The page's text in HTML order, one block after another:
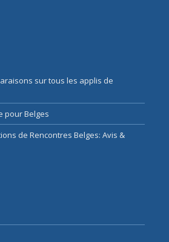
sur tous les applis de
pour Belges
de Rencontres Belges: Avis &